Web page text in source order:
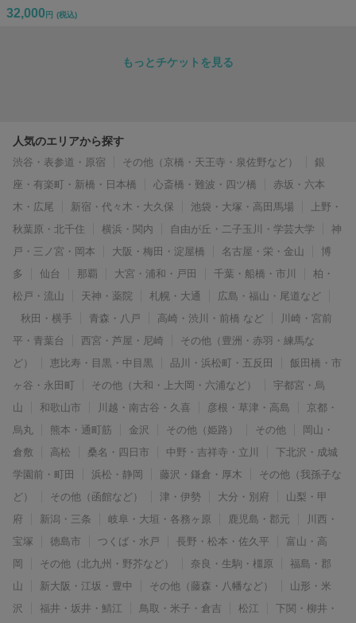
32,000 円 (税込)
もっとチケットを見る
人気のエリアから探す
渋谷・表参道・原宿 その他（京橋・天王寺・泉佐野など）
銀
座・有楽町・新橋・日本橋
心斎橋・難波・四ツ橋
赤坂・六本
木・広尾
新宿・代々木・大久保 池袋・大塚・高田馬場
上野・
秋葉原・北千住
横浜・関内 自由が丘・二子玉川・学芸大学
神
戸・三ノ宮・岡本
大阪・梅田・淀屋橋 名古屋・栄・金山
博
多
仙台 那覇 大宮・浦和・戸田 千葉・船橋・市川
柏・
松戸・流山
天神・薬院 札幌・大通
広島・福山・尾道など
秋田・横手
青森・八戸 高崎・渋川・前橋 など
川崎・宮前
平・青葉台
西宮・芦屋・尼崎
その他（豊洲・赤羽・練馬な
ど）
恵比寿・目黒・中目黒 品川・浜松町・五反田
飯田橋・市
ヶ谷・永田町
その他（大和・上大岡・六浦など）
宇都宮・烏
山
和歌山市 川越・南古谷・久喜 彦根・草津・高島
京都・
烏丸
熊本・通町筋 金沢 その他（姫路） その他
岡山・
倉敷
高松 桑名・四日市 中野・吉祥寺・立川
下北沢・成城
学園前・町田
浜松・静岡 藤沢・鎌倉・厚木
その他（我孫子な
ど）
その他（函館など） 津・伊勢 大分・別府
山梨・甲
府
新潟・三条 岐阜・大垣・各務ヶ原 鹿児島・郡元
川西・
宝塚
徳島市 つくば・水戸 長野・松本・佐久平
富山・高
岡
その他（北九州・野芥など） 奈良・生駒・橿原
福島・郡
山
新大阪・江坂・豊中 その他（藤森・八幡など）
山形・米
沢
福井・坂井・鯖江 鳥取・米子・倉吉 松江
下関・柳井・